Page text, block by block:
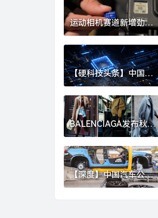
角兽 | 界面预言家⑥|界
面新闻 · 科技
运动相机赛道新增劲
敌，影石创始人刘靖康
怒斥对手“断指计划”恶
意挖人|界面新闻 · 科技
【硬科技头条】中国财
团集体“团灭”，英国芯
片 FTDI 跨国并购何以
崩盘？|界面新闻
BALENCIAGA发布秋季
26系列，GOLDEN
GOOSE北京旗舰店启幕
｜是日美好事物|界面新
闻 · 时尚
【深度】中国汽车公司
加速崛起，准备好迎接